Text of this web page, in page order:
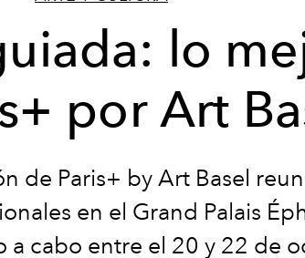
lo
por Art
de Paris+ by Art Basel
en el Grand Palais
a cabo entre el 20 y 22 de